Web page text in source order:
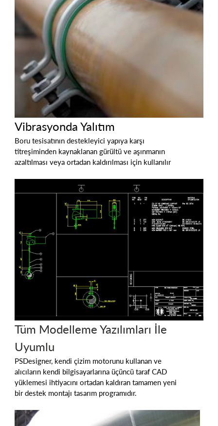
Vibrasyonda Yalıtım
Boru tesisatının destekleyici yapıya karşı
titreşiminden kaynaklanan gürültü ve aşınmanın
azaltılması veya ortadan kaldırılması için kullanılır
Tüm Modelleme Yazılımları İle
Uyumlu
PSDesigner, kendi çizim motorunu kullanan ve
alıcıların kendi bilgisayarlarına üçüncü taraf CAD
yüklemesi ihtiyacını ortadan kaldıran tamamen yeni
bir destek montajı tasarım programıdır.